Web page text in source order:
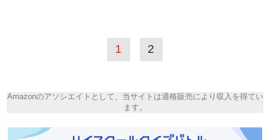
1 2
Amazonのアソシエイトとして、当サイトは適格販売により収入を得てい
ます。